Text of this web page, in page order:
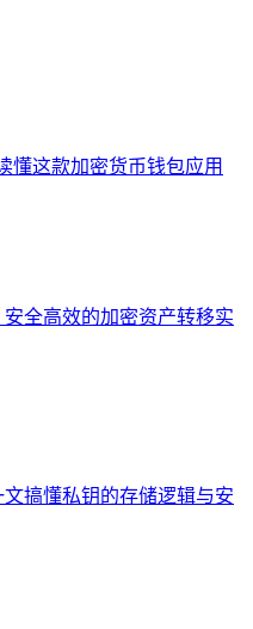
懂这款加密货币钱包应用
全高效的加密资产转移实
搞懂私钥的存储逻辑与安